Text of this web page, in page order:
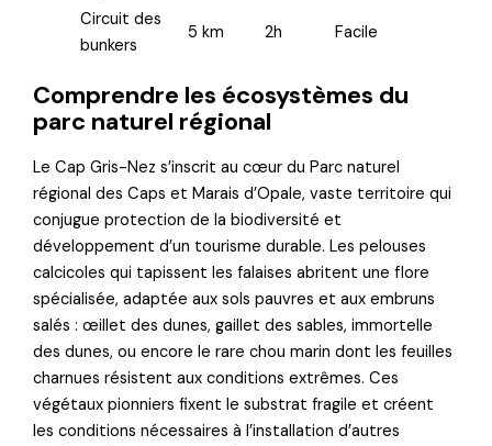
Circuit des
bunkers
5 km 2h Facile
Comprendre les écosystèmes du
parc naturel régional
Le Cap Gris-Nez s’inscrit au cœur du Parc naturel
régional des Caps et Marais d’Opale, vaste territoire qui
conjugue protection de la biodiversité et
développement d’un tourisme durable. Les pelouses
calcicoles qui tapissent les falaises abritent une flore
spécialisée, adaptée aux sols pauvres et aux embruns
salés : œillet des dunes, gaillet des sables, immortelle
des dunes, ou encore le rare chou marin dont les feuilles
charnues résistent aux conditions extrêmes. Ces
végétaux pionniers fixent le substrat fragile et créent
les conditions nécessaires à l’installation d’autres